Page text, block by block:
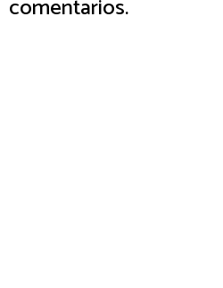
comentarios.